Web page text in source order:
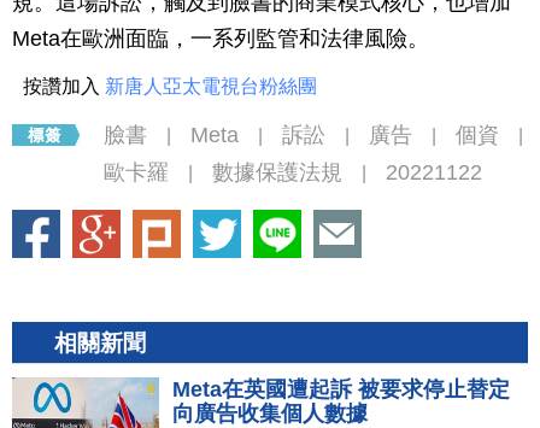
Meta在歐洲面臨，一系列監管和法律風險。
按讚加入 新唐人亞太電視台粉絲團
臉書 Meta 訴訟 廣告 個資
歐卡羅 數據保護法規 20221122
相關新聞
Meta在英國遭起訴 被要求停止替定
向廣告收集個人數據